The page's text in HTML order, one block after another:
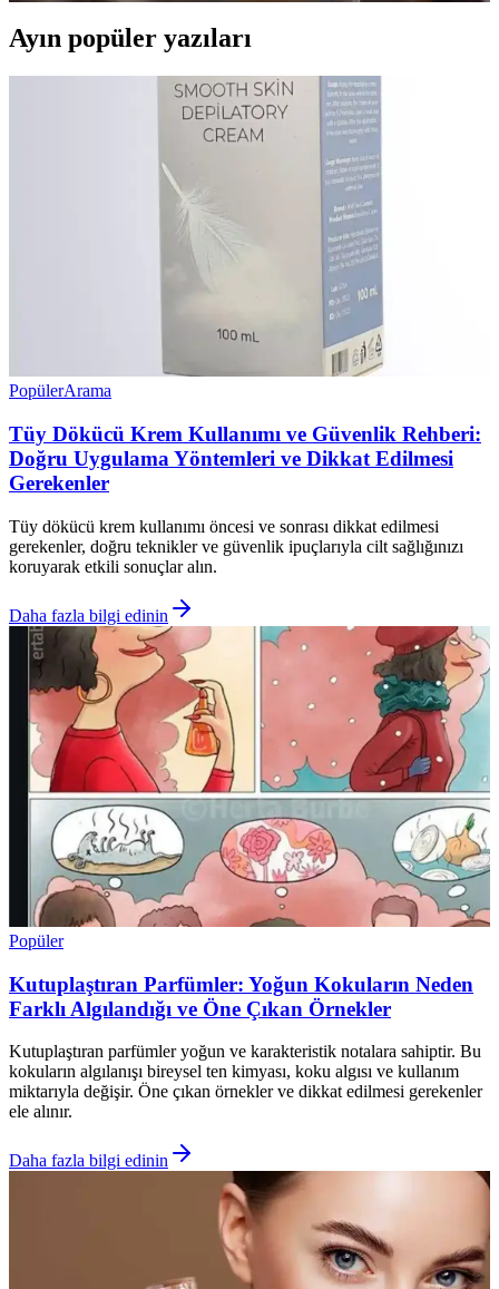
Ayın popüler yazıları
PopülerArama
Tüy Dökücü Krem Kullanımı ve Güvenlik Rehberi:
Doğru Uygulama Yöntemleri ve Dikkat Edilmesi
Gerekenler
Tüy dökücü krem kullanımı öncesi ve sonrası dikkat edilmesi
gerekenler, doğru teknikler ve güvenlik ipuçlarıyla cilt sağlığınızı
koruyarak etkili sonuçlar alın.
Daha fazla bilgi edinin
Popüler
Kutuplaştıran Parfümler: Yoğun Kokuların Neden
Farklı Algılandığı ve Öne Çıkan Örnekler
Kutuplaştıran parfümler yoğun ve karakteristik notalara sahiptir. Bu
kokuların algılanışı bireysel ten kimyası, koku algısı ve kullanım
miktarıyla değişir. Öne çıkan örnekler ve dikkat edilmesi gerekenler
ele alınır.
Daha fazla bilgi edinin